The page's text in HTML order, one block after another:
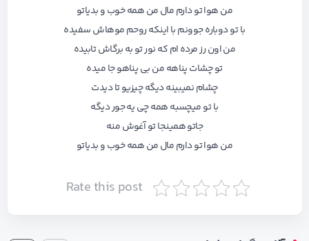
ﻣﻦ ﻫﻮا ﺗﻮ دارم ﻣﺎل ﻣﻦ ﻫﻤﻪ ﺧﻮب و ﺑﺪﻳﺎﺗﻮ
ﺑﺎ ﺗﻮ دوﺑﺎره ﺟﻮوﻧﻢ ﺑﺎ اﻳﻨﻜﻪ روﺣﻢ ﻣﻮﻫﺎش ﺳﻔﻴﺪه
ﻣﻦ اون رز ﻣﺮده ام ﻛﻪ ﻧﻮر ﺗﻮ ﺑﻪ ﺑﺮﮔﺎش ﺗﺎﺑﻴﺪه
ﺗﻮ ﭼﺸﺎت ﭘﻨﺎﻫﻪ ﻣﻦ ﺑﻰ ﭘﻨﺎﻫﻮ ﺟﺎ ﻣﻴﺪه
ﭼﺸﺎم ﻧﻤﻴﺒﻴﻨﻪ دﻳﮕﻪ ﭼﻴﺰﻳﻮ ﺗﺎ دﻳﺪت
ﺑﺎ ﺗﻮ ﻣﻴﭽﺴﺒﻪ ﻫﻤﻪ ﭼﻰ ﻳﻪ ﺟﻮر دﻳﮕﻪ
ﺟﺎﺗﻮ ﻫﻤﻴﻨﺠﺎ ﺗﻮ آﻏﻮش ﻣﻨﻪ
ﻣﻦ ﻫﻮا ﺗﻮ دارم ﻣﺎل ﻣﻦ ﻫﻤﻪ ﺧﻮب و ﺑﺪﻳﺎﺗﻮ
Rate this post